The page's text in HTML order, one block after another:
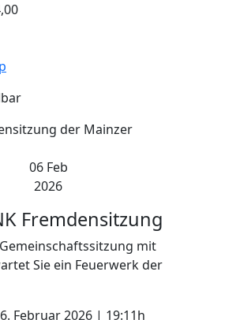
06 Feb
2026
Fremdensitzung
Gemeinschaftssitzung mit
Sie ein Feuerwerk der
Februar 2026 | 19:11h